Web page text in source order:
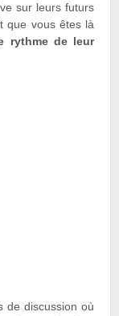
sur leurs futurs
que vous êtes là
rythme de leur
de discussion où